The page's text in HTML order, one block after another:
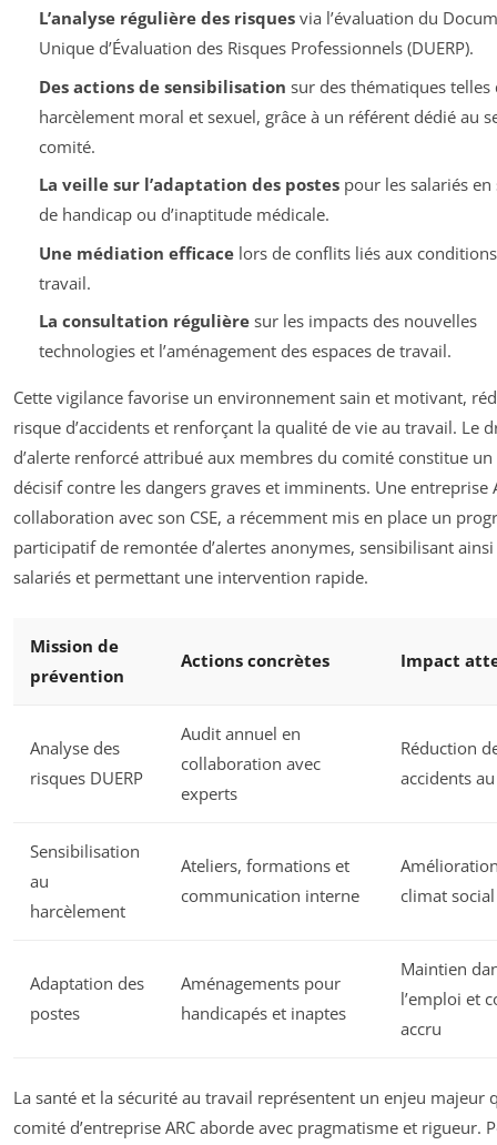
L’analyse régulière des risquesvia l’évaluation du
Unique d’Évaluation des Risques Professionnels (DUERP).
Des actions de sensibilisation sur des thématiques telles
harcèlement moral et sexuel, grâce à un référent dédié au
comité.
La veille sur l’adaptation des postespour les salariés en
de handicap ou d’inaptitude médicale.
Une médiation efficacelors de conflits liés aux
travail.
La consultation régulièresur les impacts des nouvelles
technologies et l’aménagement des espaces de travail.
Cette vigilance favorise un environnement sain et motivant,
risque d’accidents et renforçant la qualité de vie au travail. Le
d’alerte renforcé attribué aux membres du comité constitue
décisif contre les dangers graves et imminents. Une entreprise
collaboration avec son CSE, a récemment mis en place un
participatif de remontée d’alertes anonymes, sensibilisant ainsi
salariés et permettant une intervention rapide.
Mission de
prévention
Actions concrètes Impact
Analyse des
risques DUERP
Audit annuel en
collaboration avec
experts
Réduction
accidents
Sensibilisation
au
harcèlement
Ateliers, formations et
communication interne
climat social
Adaptation des
postes
Aménagements pour
handicapés et inaptes
Maintien
l’emploi et
accru
La santé et la sécurité au travail représentent un enjeu majeur
comité d’entreprise ARC aborde avec pragmatisme et rigueur.